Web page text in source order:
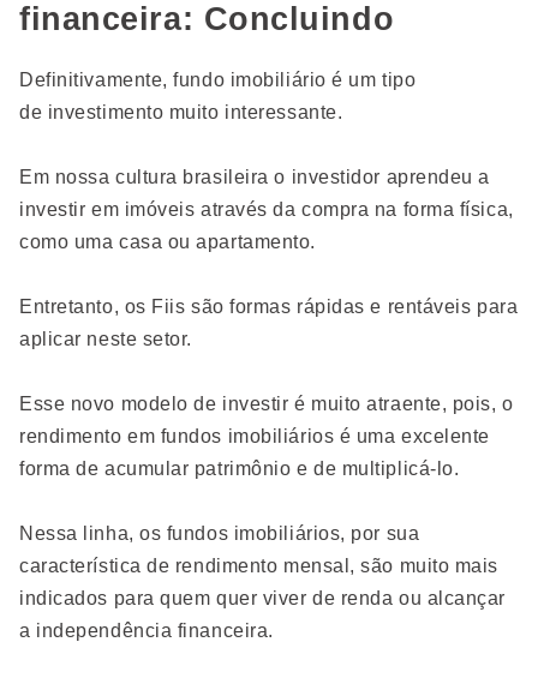
financeira: Concluindo
Definitivamente, fundo imobiliário é um tipo
de investimento muito interessante.
Em nossa cultura brasileira o investidor aprendeu a
investir em imóveis através da compra na forma física,
como uma casa ou apartamento.
Entretanto, os Fiis são formas rápidas e rentáveis para
aplicar neste setor.
Esse novo modelo de investir é muito atraente, pois, o
rendimento em fundos imobiliários é uma excelente
forma de acumular patrimônio e de multiplicá-lo.
Nessa linha, os fundos imobiliários, por sua
característica de rendimento mensal, são muito mais
indicados para quem quer viver de renda ou alcançar
a independência financeira.